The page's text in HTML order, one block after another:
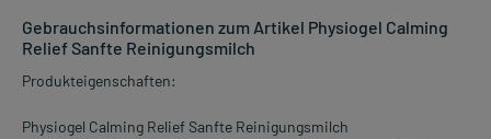
Gebrauchsinformationen zum Artikel Physiogel Calming
Relief Sanfte Reinigungsmilch
Produkteigenschaften:
Physiogel Calming Relief Sanfte Reinigungsmilch